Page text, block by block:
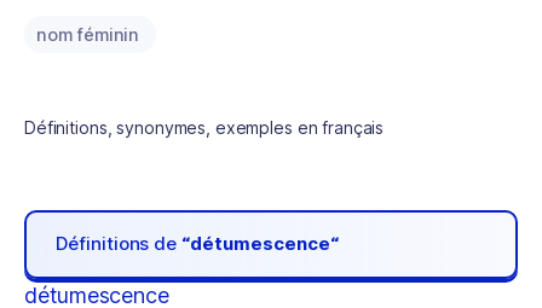
nom féminin
Définitions, synonymes, exemples en français
Définitions de “détumescence“
détumescence